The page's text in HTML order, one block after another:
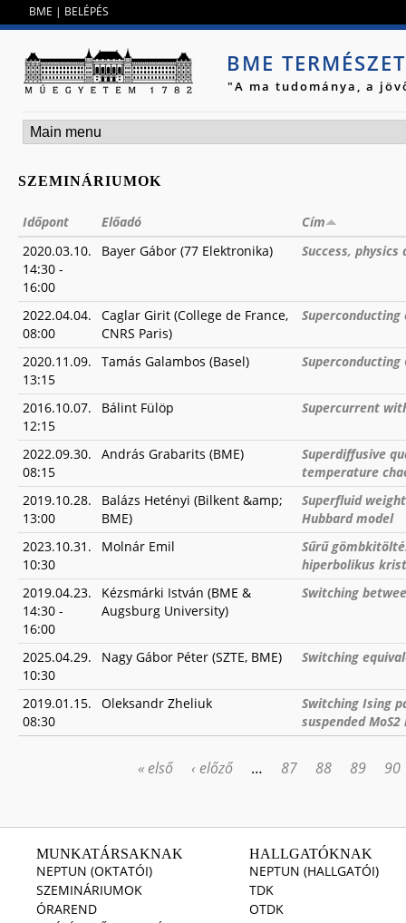
BME | BELÉPÉS
BME
"A ma tudománya, a
SZEMINÁRIUMOK
Időpont Előadó
Cím
2020.03.10.
14:30 -
16:00
Bayer Gábor (77 Elektronika) Success,
2022.04.04.
08:00
Caglar Girit (College de France,
CNRS Paris)
2020.11.09.
13:15
Tamás Galambos (Basel)
2016.10.07.
12:15
Bálint Fülöp Supercurrent
2022.09.30.
08:15
András Grabarits (BME)
Superdiffusive
temperature
2019.10.28.
13:00
Balázs Hetényi (Bilkent &amp;
BME)
Superfluid
Hubbard model
2023.10.31.
10:30
Molnár Emil
Sűrű
hiperbolikus
2019.04.23.
14:30 -
16:00
Kézsmárki István (BME &
Augsburg University)
Switching
2025.04.29.
10:30
Nagy Gábor Péter (SZTE, BME) Switching
2019.01.15.
08:30
Oleksandr Zheliuk
Switching Ising
suspended
« első ‹ előző … 87 88 89 90
MUNKATÁRSAKNAK
NEPTUN (OKTATÓI)
SZEMINÁRIUMOK
ÓRAREND
HALLGATÓKNAK
NEPTUN (HALLGATÓI)
TDK
OTDK